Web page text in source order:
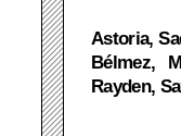
Astoria,
Bélmez,
Rayden,